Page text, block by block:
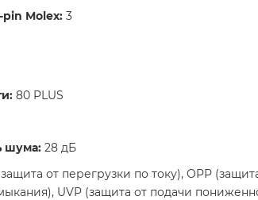
pin Molex: 3
80 PLUS
шума: 28 дБ
от перегрузки по току), OPP
UVP (защита от подачи